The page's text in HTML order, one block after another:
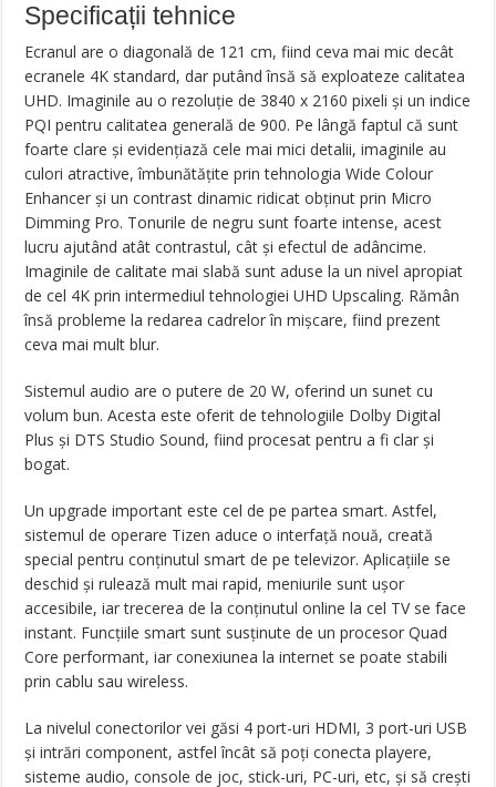
Specificații tehnice
Ecranul are o diagonală de 121 cm, fiind ceva mai mic decât
ecranele 4K standard, dar putând însă să exploateze calitatea
UHD. Imaginile au o rezoluție de 3840 x 2160 pixeli și un indice
PQI pentru calitatea generală de 900. Pe lângă faptul că sunt
foarte clare și evidențiază cele mai mici detalii, imaginile au
culori atractive, îmbunătățite prin tehnologia Wide Colour
Enhancer și un contrast dinamic ridicat obținut prin Micro
Dimming Pro. Tonurile de negru sunt foarte intense, acest
lucru ajutând atât contrastul, cât și efectul de adâncime.
Imaginile de calitate mai slabă sunt aduse la un nivel apropiat
de cel 4K prin intermediul tehnologiei UHD Upscaling. Rămân
însă probleme la redarea cadrelor în mișcare, fiind prezent
ceva mai mult blur.
Sistemul audio are o putere de 20 W, oferind un sunet cu
volum bun. Acesta este oferit de tehnologiile Dolby Digital
Plus și DTS Studio Sound, fiind procesat pentru a fi clar și
bogat.
Un upgrade important este cel de pe partea smart. Astfel,
sistemul de operare Tizen aduce o interfață nouă, creată
special pentru conținutul smart de pe televizor. Aplicațiile se
deschid și rulează mult mai rapid, meniurile sunt ușor
accesibile, iar trecerea de la conținutul online la cel TV se face
instant. Funcțiile smart sunt susținute de un procesor Quad
Core performant, iar conexiunea la internet se poate stabili
prin cablu sau wireless.
La nivelul conectorilor vei găsi 4 port-uri HDMI, 3 port-uri USB
și intrări component, astfel încât să poți conecta playere,
sisteme audio, console de joc, stick-uri, PC-uri, etc, și să crești